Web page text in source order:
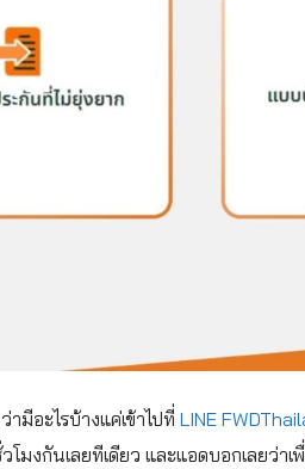
มีอะไรบ้างแค่เข้าไปที่ LINE
มงกันเลยทีเดียว และแอดบอกเลยว่า